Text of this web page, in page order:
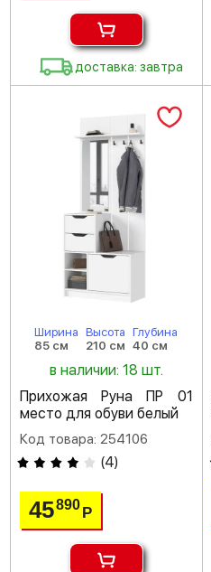
доставка: завтра
Ширина
85 см
Высота
210 см
Глубина
40 см
в наличии: 18 шт.
Прихожая Руна ПР 01
место для обуви белый
Код товара: 254106
(4)
45890 Р